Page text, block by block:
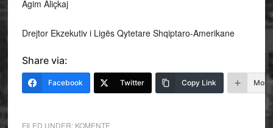
Agim Aliçkaj
Drejtor Ekzekutiv i Ligës Qytetare Shqiptaro-Amerikane
Share via:
Facebook Twitter Copy Link More
FILED UNDER: KOMENTE